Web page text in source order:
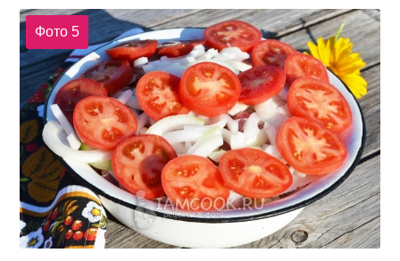
Фото 5